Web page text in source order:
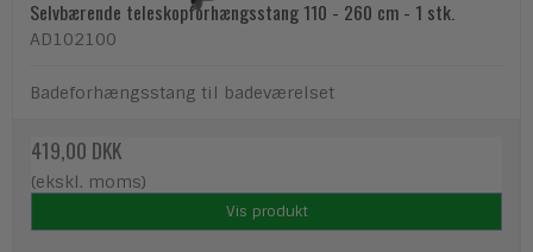
Selvbærende teleskopforhængsstang 110 - 260 cm - 1 stk.
AD102100
Badeforhængsstang til badeværelset
419,00 DKK
(ekskl. moms)
Vis produkt